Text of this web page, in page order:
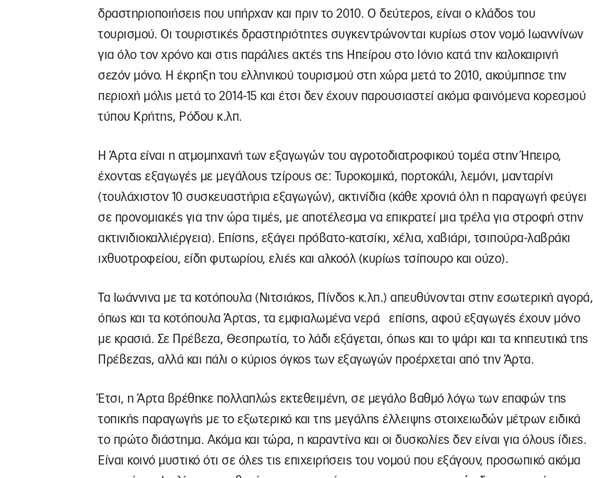
δραστηριοποιήσεις που υπήρχαν και πριν το 2010. Ο δεύτερος, είναι ο κλάδος του
τουρισμού. Οι τουριστικές δραστηριότητες συγκεντρώνονται κυρίως στον νομό Ιωαννίνων
για όλο τον χρόνο και στις παράλιες ακτές της Ηπείρου στο Ιόνιο κατά την καλοκαιρινή
σεζόν μόνο. Η έκρηξη του ελληνικού τουρισμού στη χώρα μετά το 2010, ακούμπησε την
περιοχή μόλις μετά το 2014-15 και έτσι δεν έχουν παρουσιαστεί ακόμα φαινόμενα κορεσμού
τύπου Κρήτης, Ρόδου κ.λπ.
Η Άρτα είναι η ατμομηχανή των εξαγωγών του αγροτοδιατροφικού τομέα στην Ήπειρο,
έχοντας εξαγωγές με μεγάλους τζίρους σε: Τυροκομικά, πορτοκάλι, λεμόνι, μανταρίνι
(τουλάχιστον 10 συσκευαστήρια εξαγωγών), ακτινίδια (κάθε χρονιά όλη η παραγωγή φεύγει
σε προνομιακές για την ώρα τιμές, με αποτέλεσμα να επικρατεί μια τρέλα για στροφή στην
ακτινιδιοκαλλιέργεια). Επίσης, εξάγει πρόβατο-κατσίκι, χέλια, χαβιάρι, τσιπούρα-λαβράκι
ιχθυοτροφείου, είδη φυτωρίου, ελιές και αλκοόλ (κυρίως τσίπουρο και ούζο).
Τα Ιωάννινα με τα κοτόπουλα (Νιτσιάκος, Πίνδος κ.λπ.) απευθύνονται στην εσωτερική αγορά,
όπως και τα κοτόπουλα Άρτας, τα εμφιαλωμένα νερά επίσης, αφού εξαγωγές έχουν μόνο
με κρασιά. Σε Πρέβεζα, Θεσπρωτία, το λάδι εξάγεται, όπως και το ψάρι και τα κηπευτικά της
Πρέβεζας, αλλά και πάλι ο κύριος όγκος των εξαγωγών προέρχεται από την Άρτα.
Έτσι, η Άρτα βρέθηκε πολλαπλώς εκτεθειμένη, σε μεγάλο βαθμό λόγω των επαφών της
τοπικής παραγωγής με το εξωτερικό και της μεγάλης έλλειψης στοιχειωδών μέτρων ειδικά
το πρώτο διάστημα. Ακόμα και τώρα, η καραντίνα και οι δυσκολίες δεν είναι για όλους ίδιες.
Είναι κοινό μυστικό ότι σε όλες τις επιχειρήσεις του νομού που εξάγουν, προσωπικό ακόμα